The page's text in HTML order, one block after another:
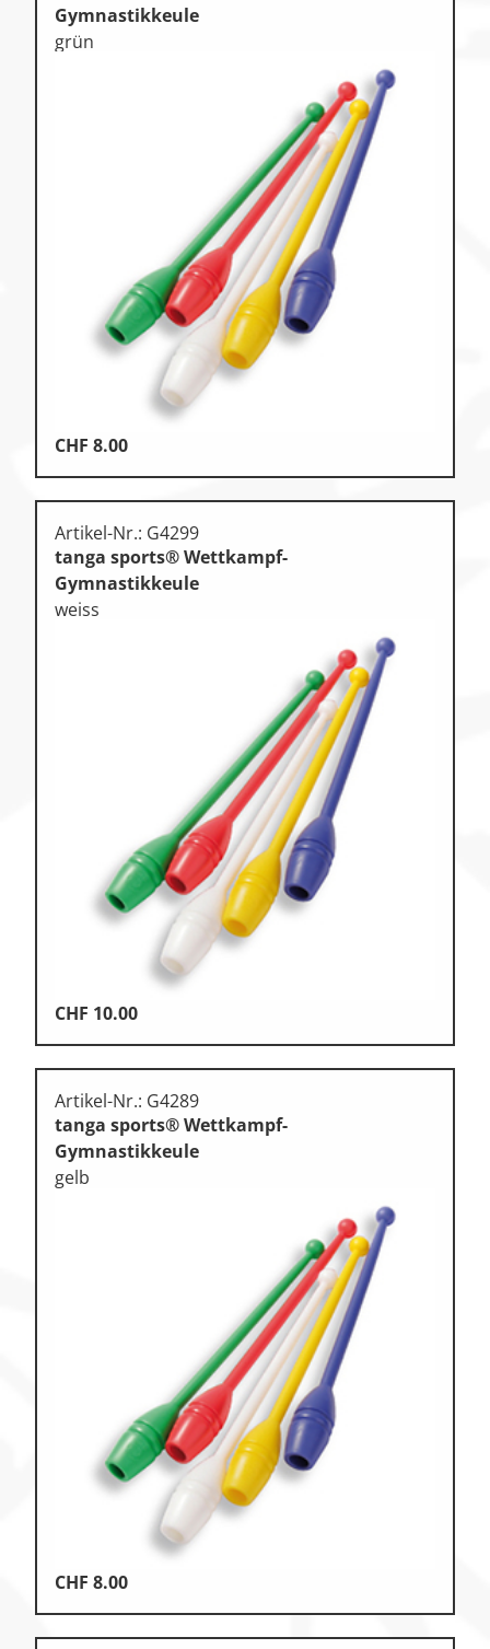
Gymnastikkeule
grün
CHF 8.00
Artikel-Nr.: G4299
tanga sports® Wettkampf-
Gymnastikkeule
weiss
CHF 10.00
Artikel-Nr.: G4289
tanga sports® Wettkampf-
Gymnastikkeule
gelb
CHF 8.00